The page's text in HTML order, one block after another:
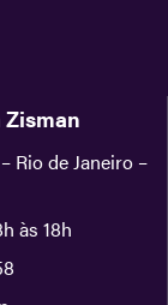
Rio de Janeiro –
às 18h